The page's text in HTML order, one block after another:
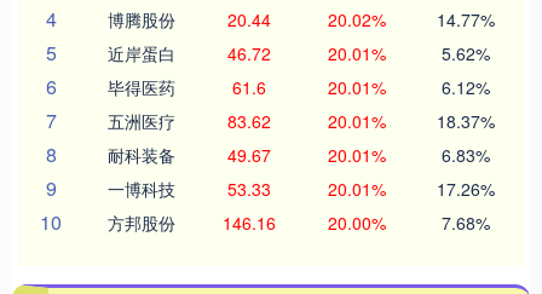
4 博腾股份 20.44 20.02% 14.77%
5 近岸蛋白 46.72 20.01% 5.62%
6 毕得医药 61.6 20.01% 6.12%
7 五洲医疗 83.62 20.01% 18.37%
8 耐科装备 49.67 20.01% 6.83%
9 一博科技 53.33 20.01% 17.26%
10 方邦股份 146.16 20.00% 7.68%